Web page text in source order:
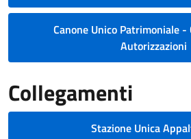
Canone Unico Patrimoniale -
Autorizzazioni
Collegamenti
Stazione Unica